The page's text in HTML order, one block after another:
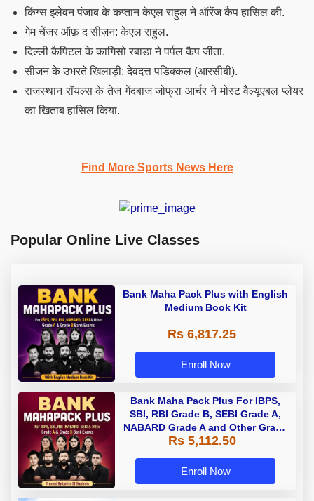
किंग्स इलेवन पंजाब के कप्तान केएल राहुल ने ऑरेंज कैप हासिल की.
गेम चेंजर ऑफ़ द सीज़न: केएल राहुल.
दिल्ली कैपिटल के कागिसो रबाडा ने पर्पल कैप जीता.
सीजन के उभरते खिलाड़ी: देवदत्त पडिक्कल (आरसीबी).
राजस्थान रॉयल्स के तेज गेंदबाज जोफ्रा आर्चर ने मोस्ट वैल्यूएबल प्लेयर
का खिताब हासिल किया.
Find More Sports News Here
Popular Online Live Classes
Bank Maha Pack Plus with English
Medium Book Kit
Rs 6,817.25
Enroll Now
Bank Maha Pack Plus For IBPS,
SBI, RBI Grade B, SEBI Grade A,
NABARD Grade A and Other Grade
A & Grade B Bank Exams
Rs 5,112.50
Enroll Now